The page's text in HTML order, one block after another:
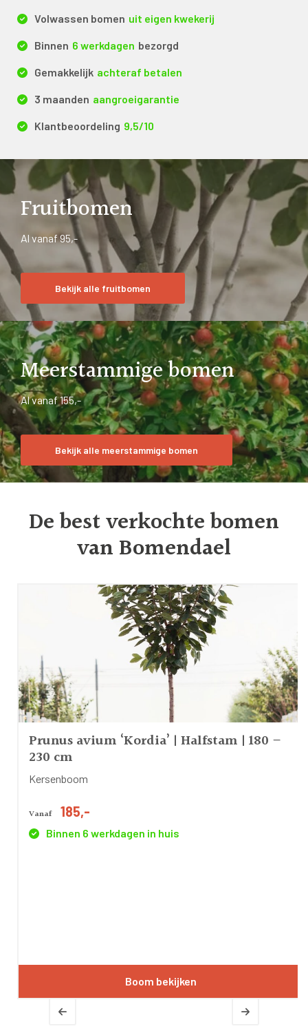
Volwassen bomen uit eigen kwekerij
Binnen 6 werkdagen bezorgd
Gemakkelijk achteraf betalen
3 maanden aangroeigarantie
Klantbeoordeling 9,5/10
Fruitbomen
Al vanaf 95,-
Bekijk alle fruitbomen
Meerstammige bomen
Al vanaf 155,-
Bekijk alle meerstammige bomen
De best verkochte bomen
van Bomendael
Prunus avium ‘Kordia’ | Halfstam | 180 –
230 cm
Kersenboom
Vanaf 185,-
Binnen 6 werkdagen in huis
Boom bekijken